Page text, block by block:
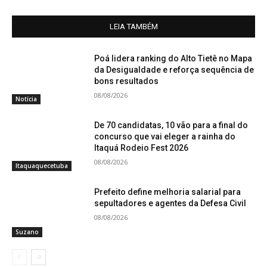
LEIA TAMBÉM
Notícia
Poá lidera ranking do Alto Tietê no Mapa
da Desigualdade e reforça sequência de
bons resultados
08/08/2026
Itaquaquecetuba
De 70 candidatas, 10 vão para a final do
concurso que vai eleger a rainha do
Itaquá Rodeio Fest 2026
08/08/2026
Suzano
Prefeito define melhoria salarial para
sepultadores e agentes da Defesa Civil
08/08/2026